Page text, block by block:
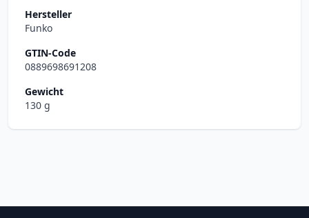
Hersteller
Funko
GTIN-Code
0889698691208
Gewicht
130 g